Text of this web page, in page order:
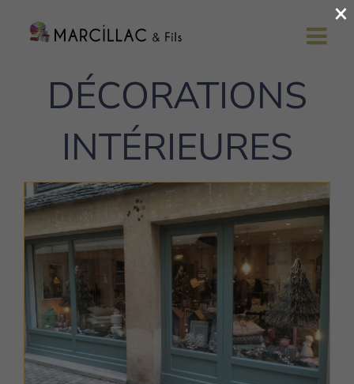
contenu
DÉCORATIONS
INTÉRIEURES
×